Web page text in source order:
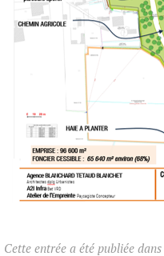
Cette entrée a été publiée dans